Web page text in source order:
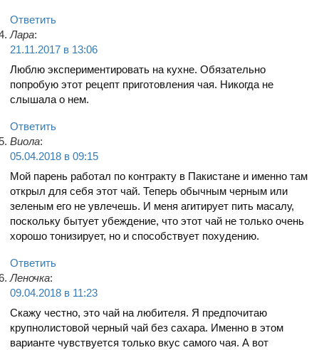
Ответить
Лара:
21.11.2017 в 13:06
Люблю экспериментировать на кухне. Обязательно
попробую этот рецепт приготовления чая. Никогда не
слышала о нем.
Ответить
Виола:
05.04.2018 в 09:15
Мой парень работал по контракту в Пакистане и именно там
открыл для себя этот чай. Теперь обычным черным или
зеленым его не увлечешь. И меня агитирует пить масалу,
поскольку бытует убеждение, что этот чай не только очень
хорошо тонизирует, но и способствует похудению.
Ответить
Леночка:
09.04.2018 в 11:23
Скажу честно, это чай на любителя. Я предпочитаю
крупнолистовой черный чай без сахара. Именно в этом
варианте чувствуется только вкус самого чая. А вот